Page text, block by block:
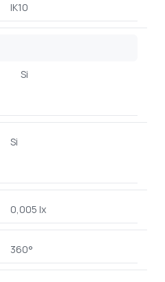
IK10
Si
Si
0,005 lx
360°